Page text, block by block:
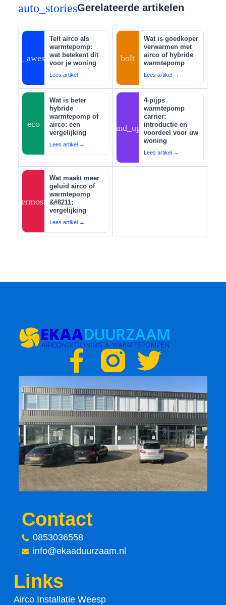
auto_storiesGerelateerde artikelen
auto_awesome
Telt airco als
warmtepomp:
wat betekent dit
voor je woning
Lees artikel →
bolt
Wat is goedkoper
verwarmen met
airco of hybride
warmtepomp
Lees artikel →
eco
Wat is beter
hybride
warmtepomp of
airco: een
vergelijking
Lees artikel →
tips_and_updates
4-pijps
warmtepomp
carrier:
introductie en
voordeel voor uw
woning
Lees artikel →
thermostat
Wat maakt meer
geluid airco of
warmtepomp
&#8211;
vergelijking
Lees artikel →
F
a
c
e
b
o
o
k
-
T
w
i
t
t
e
Contact
0853036558
info@ekaaduurzaam.nl
Links
Airco Installatie Weesp